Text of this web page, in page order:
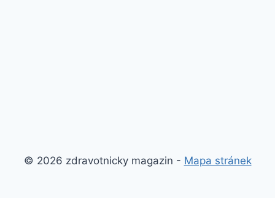
© 2026 zdravotnicky magazin - Mapa stránek